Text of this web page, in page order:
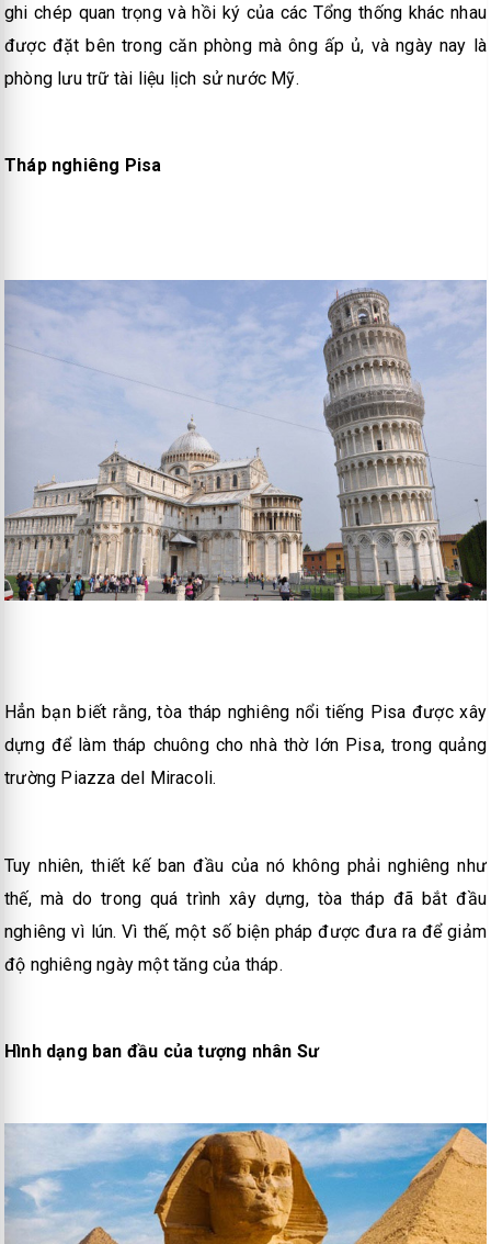
ghi chép quan trọng và hồi ký của các Tổng thống khác nhau
được đặt bên trong căn phòng mà ông ấp ủ, và ngày nay là
phòng lưu trữ tài liệu lịch sử nước Mỹ.
Tháp nghiêng Pisa
Hẳn bạn biết rằng, tòa tháp nghiêng nổi tiếng Pisa được xây
dựng để làm tháp chuông cho nhà thờ lớn Pisa, trong quảng
trường Piazza del Miracoli.
Tuy nhiên, thiết kế ban đầu của nó không phải nghiêng như
thế, mà do trong quá trình xây dựng, tòa tháp đã bắt đầu
nghiêng vì lún. Vì thế, một số biện pháp được đưa ra để giảm
độ nghiêng ngày một tăng của tháp.
Hình dạng ban đầu của tượng nhân Sư